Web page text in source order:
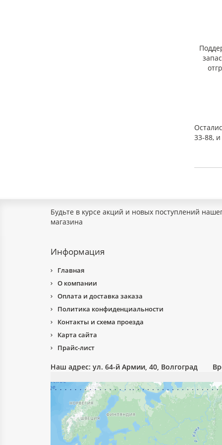
33-88,
Будьте в курсе акций и новых поступлений
магазина
Информация
Главная
О компании
Оплата и доставка заказа
Политика конфиденциальности
Контакты и схема проезда
Карта сайта
Прайс-лист
Наш адрес: ул. 64-й Армии, 40, Волгоград